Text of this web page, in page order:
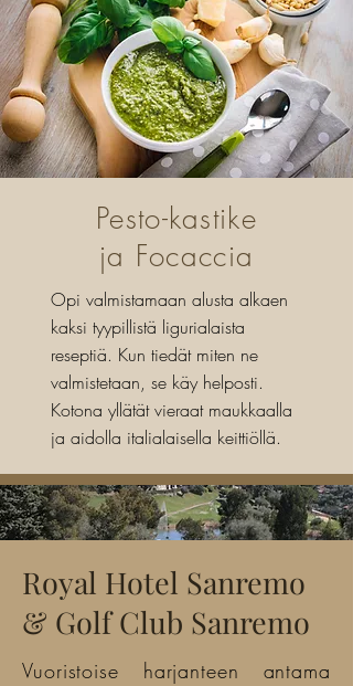
Pesto-kastike
ja Focaccia
Opi valmistamaan alusta alkaen
kaksi tyypillistä ligurialaista
reseptiä. Kun tiedät miten ne
valmistetaan, se käy helposti.
Kotona yllätät vieraat maukkaalla
ja aidolla italialaisella keittiöllä.
Royal Hotel Sanremo
& Golf Club Sanremo
Vuoristoise harjanteen antama